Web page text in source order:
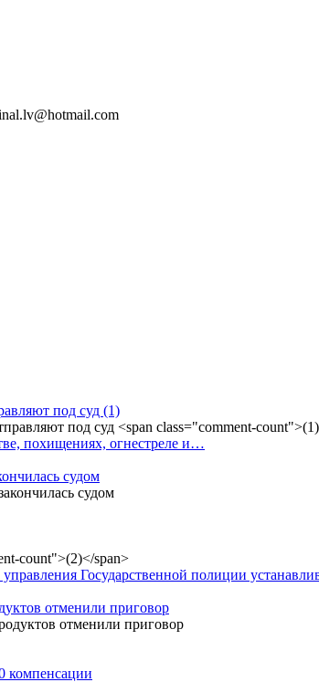
под суд (1)
похищениях, огнестреле и…
судом
Государственной полиции
отменили приговор
компенсации